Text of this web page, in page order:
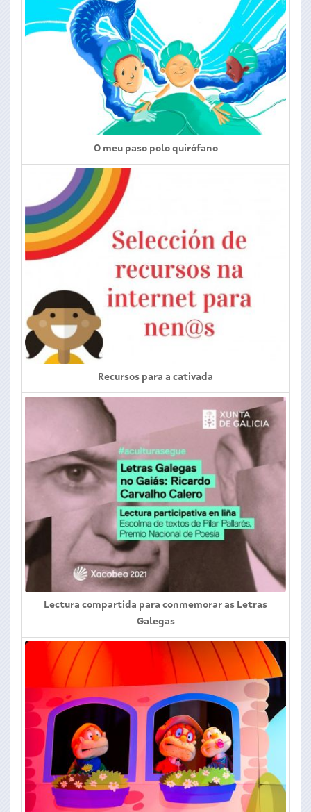
O meu paso polo quirófano
Recursos para a cativada
Lectura compartida para conmemorar as Letras
Galegas